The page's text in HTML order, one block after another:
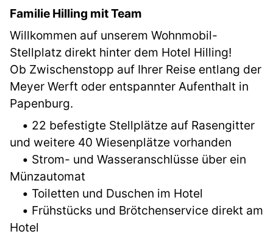
Familie Hilling mit Team
Willkommen auf unserem Wohnmobil-
Stellplatz direkt hinter dem Hotel Hilling!
Ob Zwischenstopp auf Ihrer Reise entlang der
Meyer Werft oder entspannter Aufenthalt in
Papenburg.
• 22 befestigte Stellplätze auf Rasengitter
und weitere 40 Wiesenplätze vorhanden
• Strom- und Wasseranschlüsse über ein
Münzautomat
• Toiletten und Duschen im Hotel
• Frühstücks und Brötchenservice direkt am
Hotel